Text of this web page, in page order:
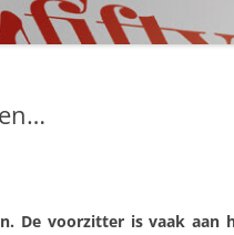
De voorzitter is vaak